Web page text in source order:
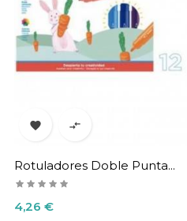
 
Rotuladores Doble Punta...
Precio
4,26 €